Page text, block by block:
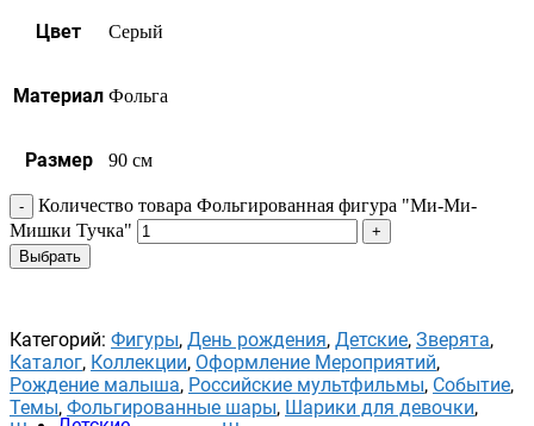
Цвет
Серый
Материал Фольга
Размер 90 см
Количество товара Фольгированная фигура "Ми-Ми-
Мишки Тучка"
Выбрать
Категорий: Фигуры, День рождения, Детские, Зверята,
Каталог, Коллекции, Оформление Мероприятий,
Рождение малыша, Российские мультфильмы, Событие,
Темы, Фольгированные шары, Шарики для девочки,